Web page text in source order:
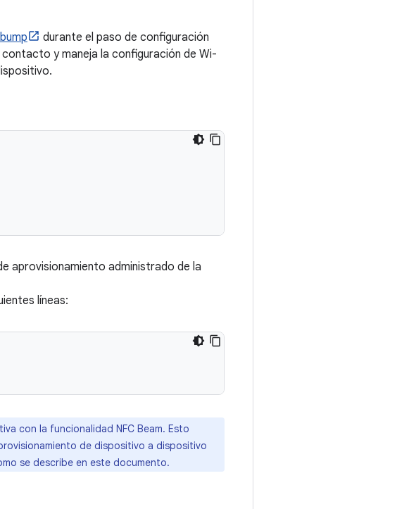
durante el paso de configuración
y maneja la configuración de Wi-
aprovisionamiento administrado de la
líneas:
con la funcionalidad NFC Beam. Esto
de dispositivo a dispositivo
se describe en este documento.